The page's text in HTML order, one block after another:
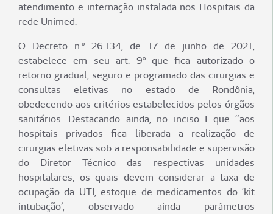
atendimento e internação instalada nos Hospitais da
rede Unimed.
O Decreto n.º 26.134, de 17 de junho de 2021,
estabelece em seu art. 9º que fica autorizado o
retorno gradual, seguro e programado das cirurgias e
consultas eletivas no estado de Rondônia,
obedecendo aos critérios estabelecidos pelos órgãos
sanitários. Destacando ainda, no inciso I que “aos
hospitais privados fica liberada a realização de
cirurgias eletivas sob a responsabilidade e supervisão
do Diretor Técnico das respectivas unidades
hospitalares, os quais devem considerar a taxa de
ocupação da UTI, estoque de medicamentos do ‘kit
intubação’, observado ainda parâmetros